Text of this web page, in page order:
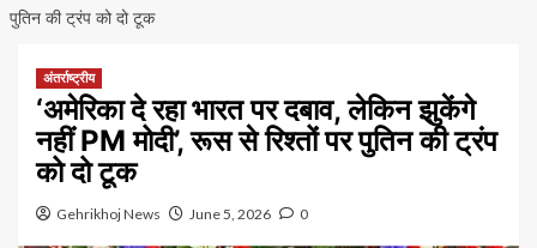
पुतिन की ट्रंप को दो टूक
अंतर्राष्ट्रीय
‘अमेरिका दे रहा भारत पर दबाव, लेकिन झुकेंगे
नहीं PM मोदी’, रूस से रिश्तों पर पुतिन की ट्रंप
को दो टूक
Gehrikhoj News June 5, 2026 0